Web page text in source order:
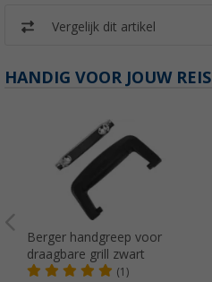
Vergelijk dit artikel
HANDIG VOOR JOUW REIS
Berger handgreep voor
draagbare grill zwart
(1)